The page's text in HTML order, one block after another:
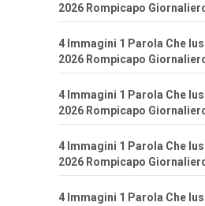
2026 Rompicapo
4 Immagini 1 Parola Che
2026 Rompicapo
4 Immagini 1 Parola Che
2026 Rompicapo
4 Immagini 1 Parola Che
2026 Rompicapo
4 Immagini 1 Parola Che